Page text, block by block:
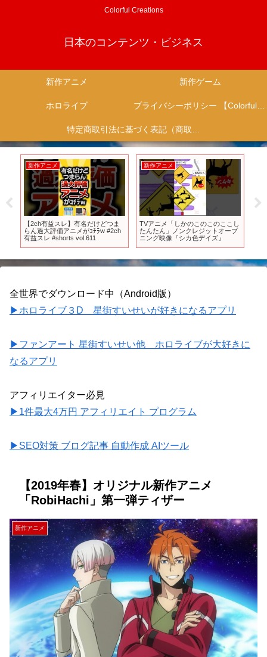
Colorful Creations
日本のコンテンツ・ビジネス
新作アニメ 新作ゲーム
ホロライブ プライバシーポリシー 【Colorful Creation】
特定商取引法に基づく表記（商取引に関する開示）
メ「しかのこのこのここし
」ノンクレジットオープ
像『シカ色デイズ』
新作ゲーム
【Switch/PS】【新作ゲーム紹介】
2023年9月発売の新作ソフト全26
本【おすすめゲーム紹介】
新作ゲーム
【Steamオータム
い時！2025年リ
更新された高評
全世界でダウンロード中（Android版）
▶ホロライブ３D 星街すいせいが好きになるアプリ
▶ファンアート 星街すいせい他 ホロライブが大好きに
なるアプリ
アフィリエイター必見
▶1件最大4万円 アフィリエイト プログラム
▶SEO対策 ブログ記事 自動作成 AIツール
【2019年春】オリジナル新作アニメ
「RobiHachi」第一弾ティザー
新作アニメ